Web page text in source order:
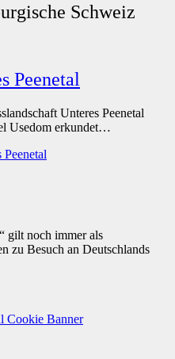
Schweiz
Peenetal
Unteres Peenetal
Usedom erkundet…
gilt noch immer als
zu Besuch an Deutschlands
Cookie Banner